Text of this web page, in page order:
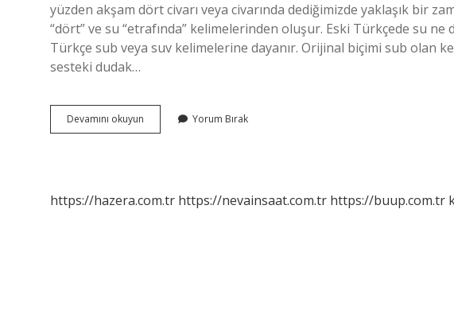
yüzden akşam dört civarı veya civarında dediğimizde yaklaşık bir
“dört” ve su “etrafında” kelimelerinden oluşur. Eski Türkçede su
Türkçe sub veya suv kelimelerine dayanır. Orijinal biçimi sub olan
sesteki dudak…
Devamını okuyun
Beş
Yorum Bırak
https://hazera.com.tr https://nevainsaat.com.tr https://buup.com.tr